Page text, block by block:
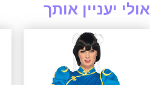
אולי יעניין אותך